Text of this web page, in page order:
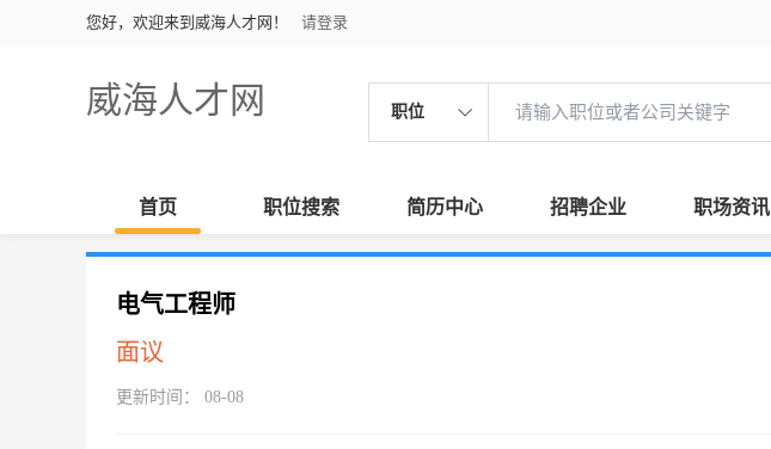
您好，欢迎来到威海人才网！ 请登录
威海人才网 职位
首页 职位搜索 简历中心 招聘企业 职场资讯
电气工程师
面议
更新时间： 08-08